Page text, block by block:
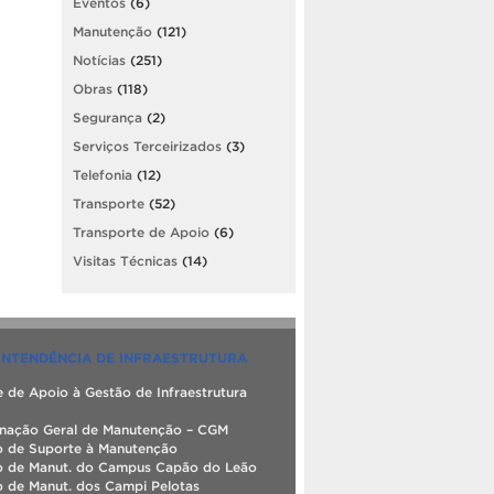
Manutenção (121)
Notícias (251)
Obras (118)
Segurança (2)
Serviços Terceirizados (3)
Telefonia (12)
Transporte (52)
Transporte de Apoio (6)
Visitas Técnicas (14)
DE INFRAESTRUTURA
de Apoio à Gestão de Infraestrutura
Geral de Manutenção – CGM
Suporte à Manutenção
Manut. do Campus Capão do Leão
Manut. dos Campi Pelotas